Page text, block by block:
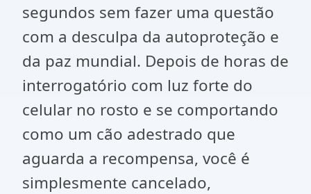
segundos sem fazer uma questão
com a desculpa da autoproteção e
da paz mundial. Depois de horas de
interrogatório com luz forte do
celular no rosto e se comportando
como um cão adestrado que
aguarda a recompensa, você é
simplesmente cancelado,